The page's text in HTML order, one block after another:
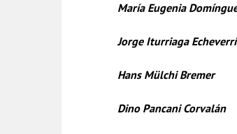
María Eugenia
Jorge
Hans Mülchi Bremer
Dino